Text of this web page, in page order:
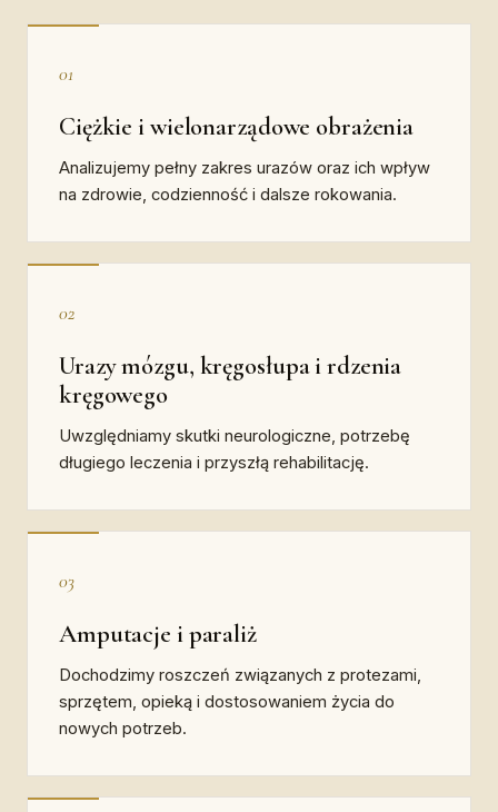
01
Ciężkie i wielonarządowe obrażenia
Analizujemy pełny zakres urazów oraz ich wpływ
na zdrowie, codzienność i dalsze rokowania.
02
Urazy mózgu, kręgosłupa i rdzenia
kręgowego
Uwzględniamy skutki neurologiczne, potrzebę
długiego leczenia i przyszłą rehabilitację.
03
Amputacje i paraliż
Dochodzimy roszczeń związanych z protezami,
sprzętem, opieką i dostosowaniem życia do
nowych potrzeb.